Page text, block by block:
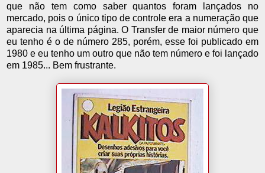
que não tem como saber quantos foram lançados no
mercado, pois o único tipo de controle era a numeração que
aparecia na última página. O Transfer de maior número que
eu tenho é o de número 285, porém, esse foi publicado em
1980 e eu tenho um outro que não tem número e foi lançado
em 1985... Bem frustrante.